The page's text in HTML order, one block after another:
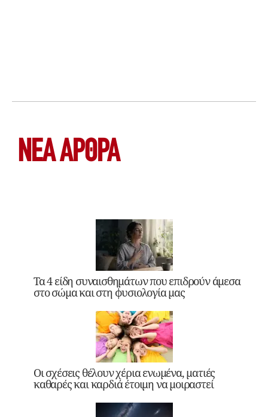
ΝΕΑ ΆΡΘΡΑ
Τα 4 είδη συναισθημάτων που επιδρούν άμεσα
στο σώμα και στη φυσιολογία μας
Οι σχέσεις θέλουν χέρια ενωμένα, ματιές
καθαρές και καρδιά έτοιμη να μοιραστεί